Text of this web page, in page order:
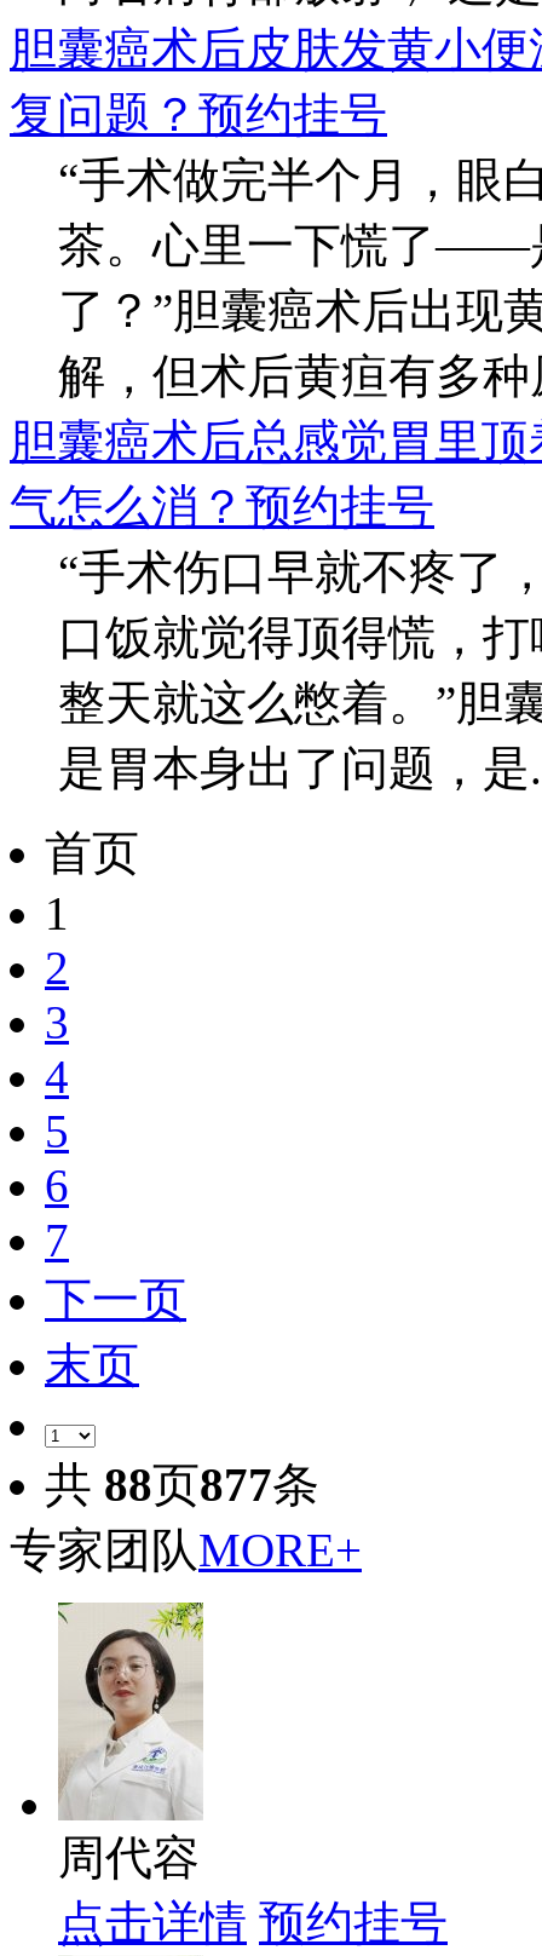
胆囊癌术后皮肤发黄小
复问题？ 预约挂号
“手术做完半个月，眼
茶。心里一下慌了——
了？”胆囊癌术后出现
解，但术后黄疸有多种
胆囊癌术后总感觉胃里
气怎么消？ 预约挂号
“手术伤口早就不疼了
口饭就觉得顶得慌，
整天就这么憋着。”胆
是胃本身出了问题，是
首页
1
2
3
4
5
6
7
下一页
末页
共 88页877条
专家团队MORE+
周代容
点击详情 预约挂号